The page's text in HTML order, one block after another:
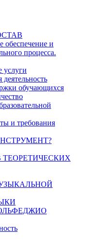
обеспечение и
процесса.
услуги
обучающихся
и требования